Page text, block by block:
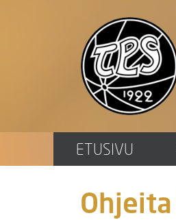
ETUSIVU